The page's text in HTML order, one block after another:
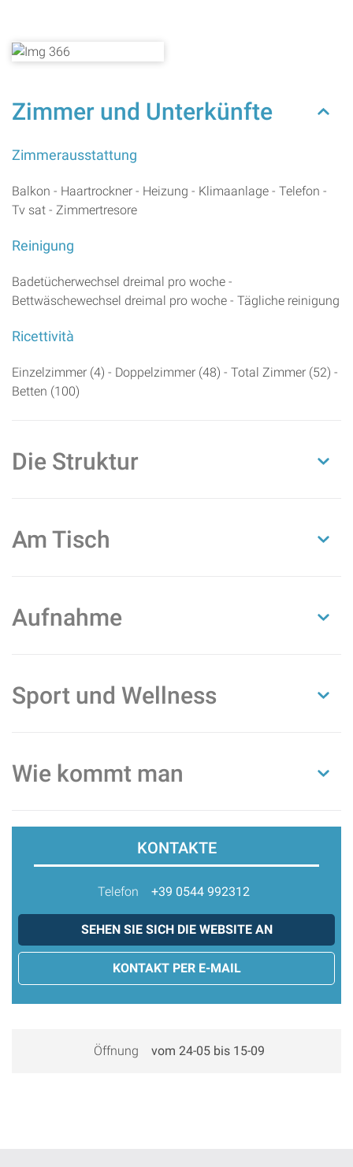
Zimmer und Unterkünfte
Zimmerausstattung
Balkon - Haartrockner - Heizung - Klimaanlage - Telefon -
Tv sat - Zimmertresore
Reinigung
Badetücherwechsel dreimal pro woche -
Bettwäschewechsel dreimal pro woche - Tägliche reinigung
Ricettività
Einzelzimmer (4) - Doppelzimmer (48) - Total Zimmer (52) -
Betten (100)
Die Struktur
Am Tisch
Aufnahme
Sport und Wellness
Wie kommt man
KONTAKTE
Telefon +39 0544 992312
SEHEN SIE SICH DIE WEBSITE AN
KONTAKT PER E-MAIL
Öffnung vom 24-05 bis 15-09